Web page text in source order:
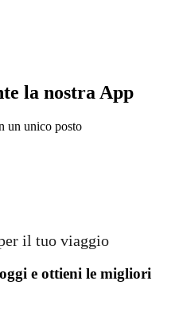
la nostra App
un unico posto
il tuo viaggio
e ottieni le migliori